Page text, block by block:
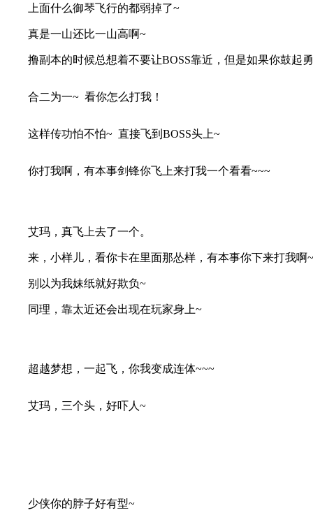
上面什么御琴飞行的都弱掉了~
真是一山还比一山高啊~
撸副本的时候总想着不要让BOSS靠近，但是如果你鼓起
合二为一~ 看你怎么打我！
这样传功怕不怕~ 直接飞到BOSS头上~
你打我啊，有本事剑锋你飞上来打我一个看看~~~
艾玛，真飞上去了一个。
来，小样儿，看你卡在里面那怂样，有本事你下来打我啊~
别以为我妹纸就好欺负~
同理，靠太近还会出现在玩家身上~
超越梦想，一起飞，你我变成连体~~~
艾玛，三个头，好吓人~
少侠你的脖子好有型~